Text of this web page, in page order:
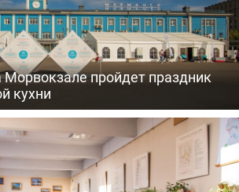
пройдет праздник
кухни